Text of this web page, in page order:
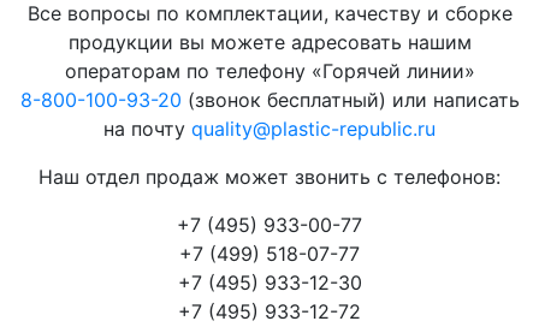
Все вопросы по комплектации, качеству и сборке
продукции вы можете адресовать нашим
операторам по телефону «Горячей линии»
8-800-100-93-20 (звонок бесплатный) или написать
на почту quality@plastic-republic.ru
Наш отдел продаж может звонить с телефонов:
+7 (495) 933-00-77
+7 (499) 518-07-77
+7 (495) 933-12-30
+7 (495) 933-12-72